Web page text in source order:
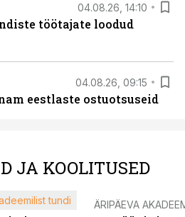
04.08.26, 14:10
töötajate loodud
04.08.26, 09:15
eestlaste ostuotsuseid
JA KOOLITUSED
tundi ÄRIPÄEVA